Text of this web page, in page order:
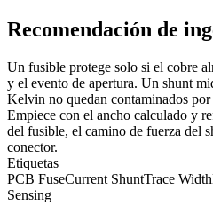
Recomendación de
Un fusible protege solo si el cobre
y el evento de apertura. Un shunt
Kelvin no quedan contaminados
Empiece con el ancho calculado y
del fusible, el camino de fuerza del
conector.
Etiquetas
PCB FuseCurrent ShuntTrace Width
Sensing